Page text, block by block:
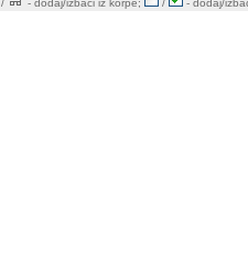
/
- dodaj/izbaci iz korpe; / - dodaj/